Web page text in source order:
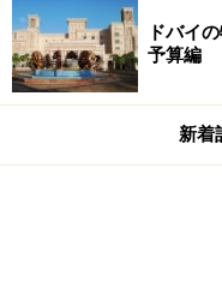
ドバイ
予算編
新着